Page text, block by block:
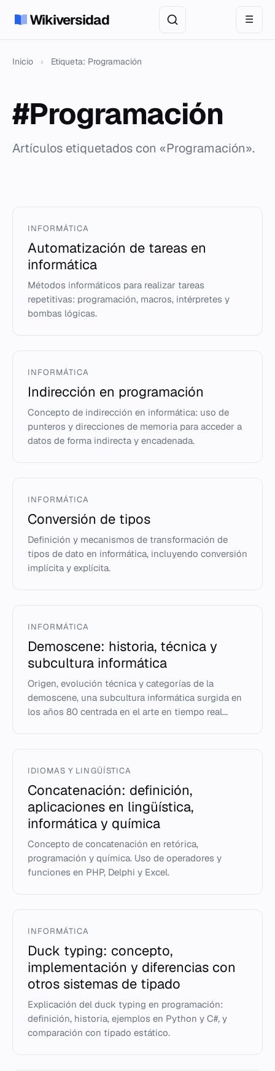
Wikiversidad ☰
Inicio › Etiqueta: Programación
#Programación
Artículos etiquetados con «Programación».
INFORMÁTICA
Automatización de tareas en
informática
Métodos informáticos para realizar tareas
repetitivas: programación, macros, intérpretes y
bombas lógicas.
INFORMÁTICA
Indirección en programación
Concepto de indirección en informática: uso de
punteros y direcciones de memoria para acceder a
datos de forma indirecta y encadenada.
INFORMÁTICA
Conversión de tipos
Definición y mecanismos de transformación de
tipos de dato en informática, incluyendo conversión
implícita y explícita.
INFORMÁTICA
Demoscene: historia, técnica y
subcultura informática
Origen, evolución técnica y categorías de la
demoscene, una subcultura informática surgida en
los años 80 centrada en el arte en tiempo real...
IDIOMAS Y LINGÜÍSTICA
Concatenación: definición,
aplicaciones en lingüística,
informática y química
Concepto de concatenación en retórica,
programación y química. Uso de operadores y
funciones en PHP, Delphi y Excel.
INFORMÁTICA
Duck typing: concepto,
implementación y diferencias con
otros sistemas de tipado
Explicación del duck typing en programación:
definición, historia, ejemplos en Python y C#, y
comparación con tipado estático.